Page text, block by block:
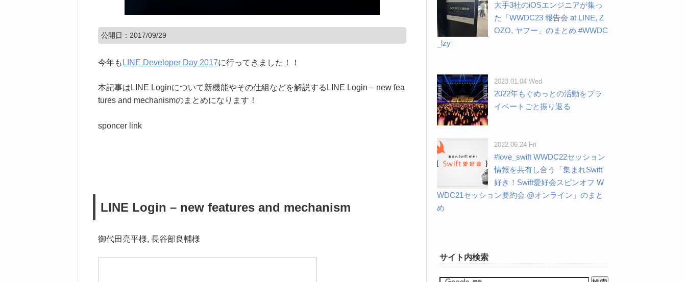
公開日：2017/09/29
今年も LINE Developer Day 2017に行ってきました！！
本記事はLINE Loginについて新機能やその仕組などを解説するLINE Login – new fea
tures and mechanismのまとめになります！
sponcer link
LINE Login – new features and mechanism
御代田亮平様, 長谷部良輔様
大手3社のiOSエンジニアが集っ
た「WWDC23 報告会 at LINE, Z
OZO, ヤフー」のまとめ #WWDC
_lzy
2023.01.04 Wed
2022年もぐめっとの活動をプラ
イベートごと振り返る
2022.06.24 Fri
#love_swift WWDC22セッション
情報を共有し合う「集まれSwift
好き！Swift愛好会スピンオフ W
WDC21セッション要約会 @オンライン」のまと
め
サイト内検索